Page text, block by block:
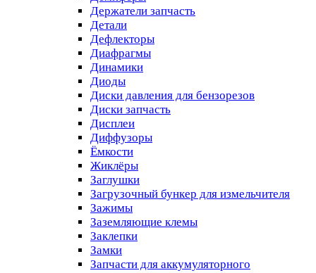
Держатели запчасть
Детали
Дефлекторы
Диафрагмы
Динамики
Диоды
Диски давления для бензорезов
Диски запчасть
Дисплеи
Диффузоры
Ёмкости
Жиклёры
Заглушки
Загрузочный бункер для измельчителя
Зажимы
Заземляющие клемы
Заклепки
Замки
Запчасти для аккумуляторного